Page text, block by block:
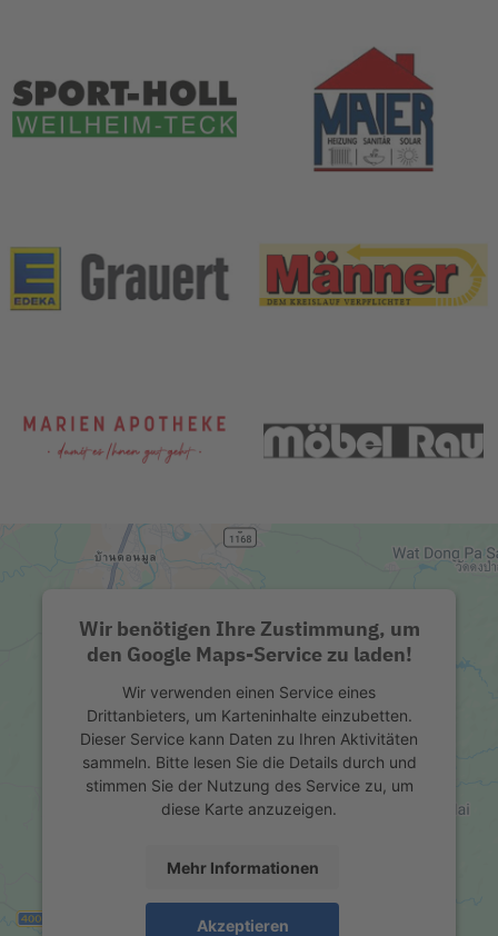
Wir benötigen Ihre Zustimmung, um
den Google Maps-Service zu laden!
Wir verwenden einen Service eines
Drittanbieters, um Karteninhalte einzubetten.
Dieser Service kann Daten zu Ihren Aktivitäten
sammeln. Bitte lesen Sie die Details durch und
stimmen Sie der Nutzung des Service zu, um
diese Karte anzuzeigen.
Mehr Informationen
Akzeptieren